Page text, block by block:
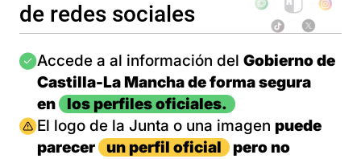
de redes sociales
Imagen
Accede a al información del Gobierno de
Castilla-La Mancha de forma segura
en
los perfiles oficiales.
Imagen
El logo de la Junta o una imagen puede
parecer
un perfil oficial
pero no